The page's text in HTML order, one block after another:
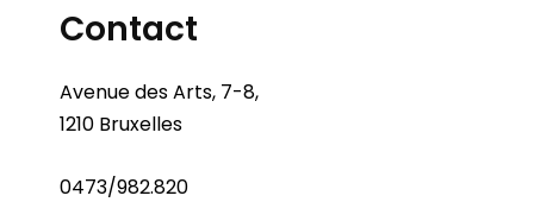
Contact
Avenue des Arts, 7-8,
1210 Bruxelles
0473/982.820